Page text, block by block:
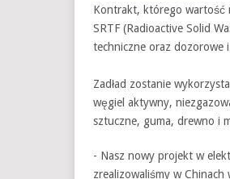
Kontrakt, którego wartość
SRTF (Radioactive Solid
techniczne oraz dozorowe
Zadład zostanie
węgiel aktywny,
sztuczne, guma, drewno i
- Nasz nowy projekt w
zrealizowaliśmy w